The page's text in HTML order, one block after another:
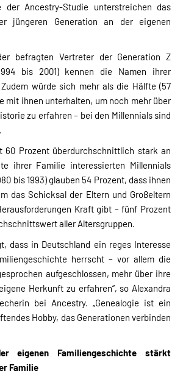
der Ancestry-Studie unterstreichen das
jüngeren Generation an der eigenen
befragten Vertreter der Generation Z
bis 2001) kennen die Namen ihrer
würde sich mehr als die Hälfte (57
mit ihnen unterhalten, um noch mehr über
zu erfahren – bei den Millennials sind
60 Prozent überdurchschnittlich stark an
ihrer Familie interessierten Millennials
bis 1993) glauben 54 Prozent, dass ihnen
das Schicksal der Eltern und Großeltern
Kraft gibt – fünf Prozent
aller Altersgruppen.
dass in Deutschland ein reges Interesse
herrscht – vor allem die
aufgeschlossen, mehr über ihre
Herkunft zu erfahren“, so Alexandra
bei Ancestry. „Genealogie ist ein
Hobby, das Generationen verbinden
eigenen Familiengeschichte stärkt
Familie